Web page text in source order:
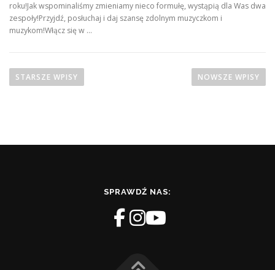
roku!Jak wspominaliśmy zmieniamy nieco formułę, wystąpią dla Was dwa
zespoły!Przyjdź, posłuchaj i daj szansę zdolnym muzyczkom i
muzykom!Włącz się w …
aSTARSZE WPISY NOWSZE WPISY
SPRAWDŹ NAS: